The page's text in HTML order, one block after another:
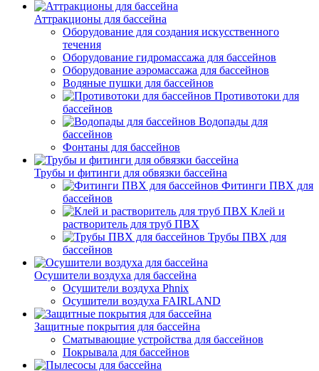
Аттракционы для бассейна
Оборудование для создания искусственного
течения
Оборудование гидромассажа для бассейнов
Оборудование аэромассажа для бассейнов
Водяные пушки для бассейнов
Противотоки для
бассейнов
Водопады для
бассейнов
Фонтаны для бассейнов
Трубы и фитинги для обвязки бассейна
Фитинги ПВХ для
бассейнов
Клей и
растворитель для труб ПВХ
Трубы ПВХ для
бассейнов
Осушители воздуха для бассейна
Осушители воздуха Phnix
Осушители воздуха FAIRLAND
Защитные покрытия для бассейна
Сматывающие устройства для бассейнов
Покрывала для бассейнов